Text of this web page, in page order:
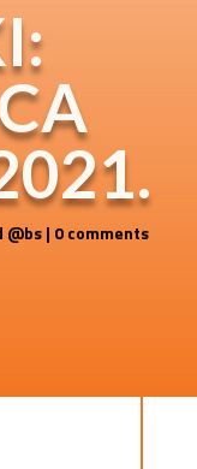
@bs| 0 comments